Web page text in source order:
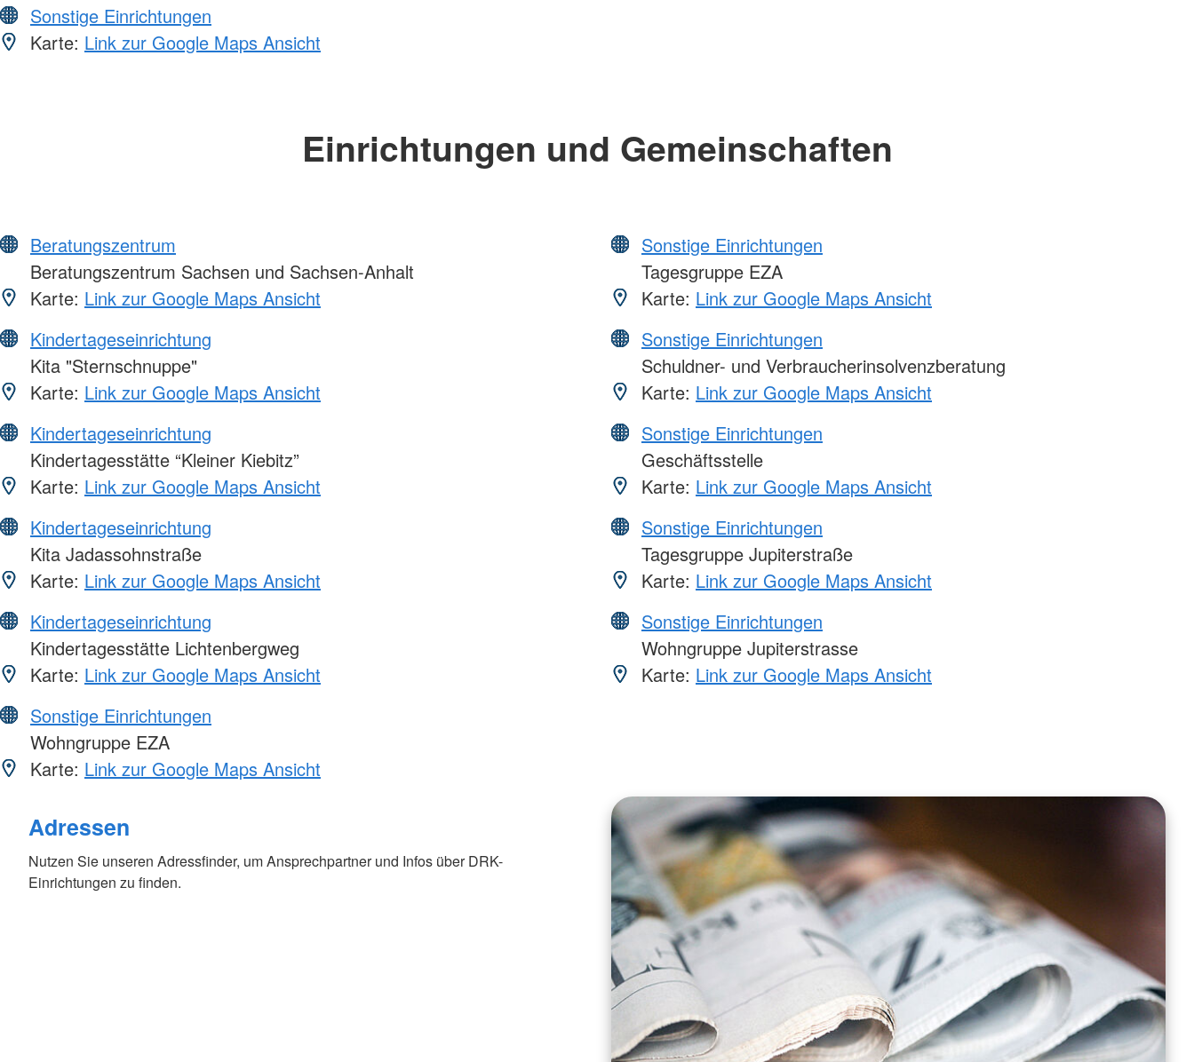
Sonstige Einrichtungen
Karte: Link zur Google Maps Ansicht
Einrichtungen und Gemeinschaften
Beratungszentrum
Beratungszentrum Sachsen und Sachsen-Anhalt
Karte: Link zur Google Maps Ansicht
Kindertageseinrichtung
Kita "Sternschnuppe"
Karte: Link zur Google Maps Ansicht
Kindertageseinrichtung
Kindertagesstätte “Kleiner Kiebitz”
Karte: Link zur Google Maps Ansicht
Kindertageseinrichtung
Kita Jadassohnstraße
Karte: Link zur Google Maps Ansicht
Kindertageseinrichtung
Kindertagesstätte Lichtenbergweg
Karte: Link zur Google Maps Ansicht
Sonstige Einrichtungen
Wohngruppe EZA
Karte: Link zur Google Maps Ansicht
Sonstige Einrichtungen
Tagesgruppe EZA
Karte: Link zur Google Maps Ansicht
Sonstige Einrichtungen
Schuldner- und Verbraucherinsolvenzberatung
Karte: Link zur Google Maps Ansicht
Sonstige Einrichtungen
Geschäftsstelle
Karte: Link zur Google Maps Ansicht
Sonstige Einrichtungen
Tagesgruppe Jupiterstraße
Karte: Link zur Google Maps Ansicht
Sonstige Einrichtungen
Wohngruppe Jupiterstrasse
Karte: Link zur Google Maps Ansicht
Adressen
Nutzen Sie unseren Adressfinder, um Ansprechpartner und Infos über DRK-
Einrichtungen zu finden.